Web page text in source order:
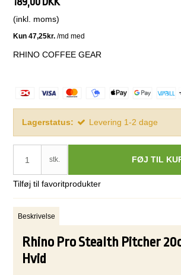
(inkl. moms)
RHINO COFFEE GEAR
Lagerstatus: Levering 1-2 dage
stk. FØJ TIL
Tilføj til favoritprodukter
Beskrivelse
Rhino Pro Stealth Pitcher
Hvid